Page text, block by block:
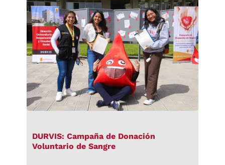
DURVIS: Campaña de Donación
Voluntario de Sangre